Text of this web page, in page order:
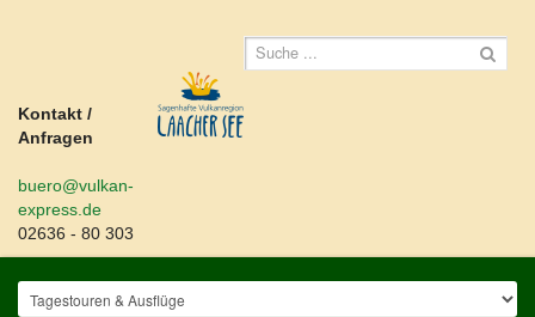
Kontakt /
Anfragen
buero@vulkan-
express.de
02636 - 80 303